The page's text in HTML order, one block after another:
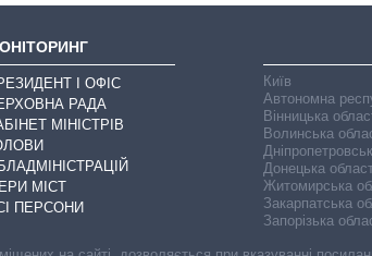
І ОФІС
РАДА
МІНІСТРІВ
МІСТ
ПЕРСОНИ
Київ
Автономна
Вінницька
Волинська
Донецька
Житомирська
Закарпатська
Запорізька